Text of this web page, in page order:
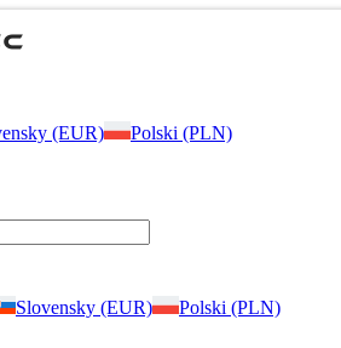
(EUR)
Polski (PLN)
Slovensky (EUR) Polski (PLN)